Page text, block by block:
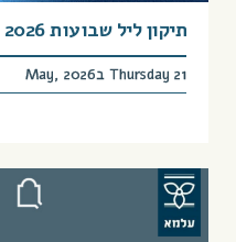
תיקון ליל שבועות 2026 – אלוהים במוזיאון
Thursday 21 בMay, 2026